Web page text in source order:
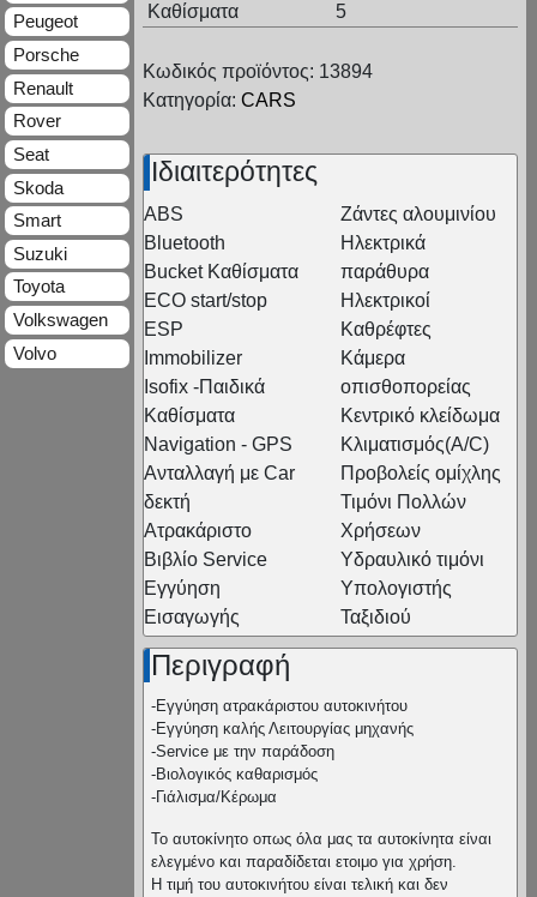
Καθίσματα
5
Κωδικός προϊόντος: 13894
Κατηγορία: CARS
Ιδιαιτερότητες
ABS
Bluetooth
Bucket Καθίσματα
ECO start/stop
ESP
Immobilizer
Isofix -Παιδικά
Καθίσματα
Navigation - GPS
Ανταλλαγή με Car
δεκτή
Ατρακάριστο
Βιβλίο Service
Εγγύηση
Εισαγωγής
Ζάντες αλουμινίου
Ηλεκτρικά
παράθυρα
Ηλεκτρικοί
Καθρέφτες
Κάμερα
οπισθοπορείας
Κεντρικό κλείδωμα
Κλιματισμός(A/C)
Προβολείς ομίχλης
Τιμόνι Πολλών
Χρήσεων
Υδραυλικό τιμόνι
Υπολογιστής
Ταξιδιού
Περιγραφή
-Εγγύηση ατρακάριστου αυτοκινήτου
-Εγγύηση καλής Λειτουργίας μηχανής
-Service με την παράδοση
-Βιολογικός καθαρισμός
-Γιάλισμα/Κέρωμα
Το αυτοκίνητο οπως όλα μας τα αυτοκίνητα είναι
ελεγμένο και παραδίδεται ετοιμο για χρήση.
Η τιμή του αυτοκινήτου είναι τελική και δεν
Peugeot
Porsche
Renault
Rover
Seat
Skoda
Smart
Suzuki
Toyota
Volkswagen
Volvo